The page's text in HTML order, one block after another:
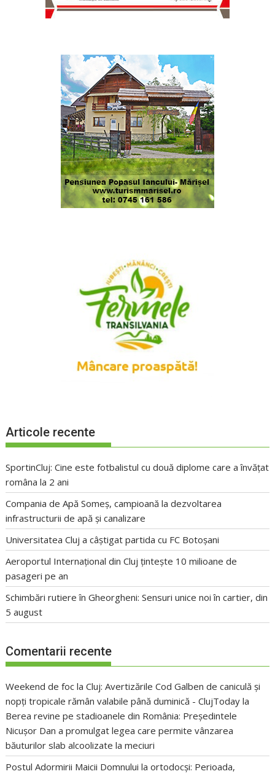
Articole recente
SportinCluj: Cine este fotbalistul cu două diplome care a învățat
româna la 2 ani
Compania de Apă Someș, campioană la dezvoltarea
infrastructurii de apă și canalizare
Universitatea Cluj a câștigat partida cu FC Botoșani
Aeroportul Internațional din Cluj țintește 10 milioane de
pasageri pe an
Schimbări rutiere în Gheorgheni: Sensuri unice noi în cartier, din
5 august
Comentarii recente
Weekend de foc la Cluj: Avertizările Cod Galben de caniculă și
nopți tropicale rămân valabile până duminică - ClujToday la
Berea revine pe stadioanele din România: Președintele
Nicușor Dan a promulgat legea care permite vânzarea
băuturilor slab alcoolizate la meciuri
Postul Adormirii Maicii Domnului la ortodocși: Perioada,